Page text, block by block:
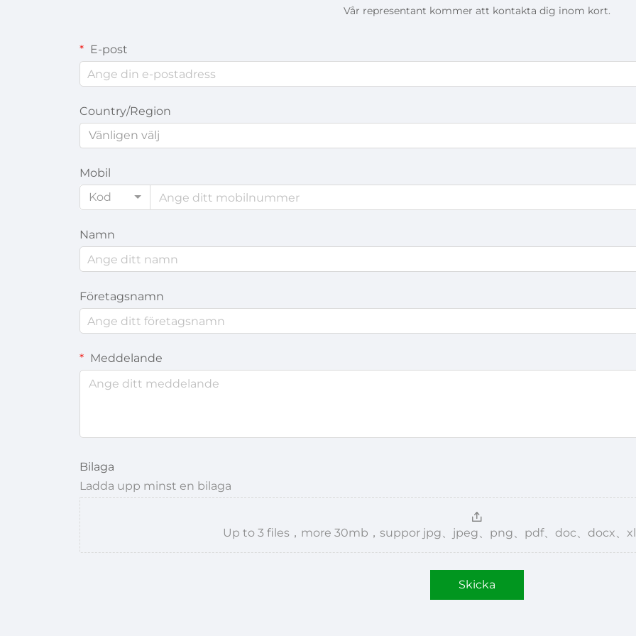
Vår representant kommer att kontakta dig inom kort.
E-post
Country/Region
Vänligen välj
Mobil
Kod
Namn
Företagsnamn
Meddelande
Bilaga
Ladda upp minst en bilaga
Up to 3 files，more 30mb，suppor jpg、jpeg、png、pdf、doc、docx、
Skicka